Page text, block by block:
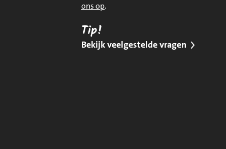
ons op.
Tip!
Bekijk veelgestelde vragen